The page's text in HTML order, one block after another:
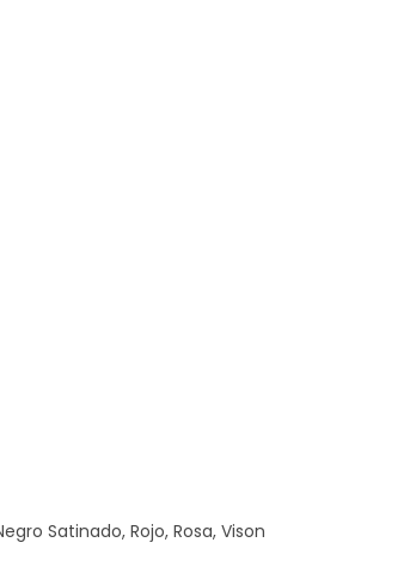
Satinado, Rojo, Rosa, Vison